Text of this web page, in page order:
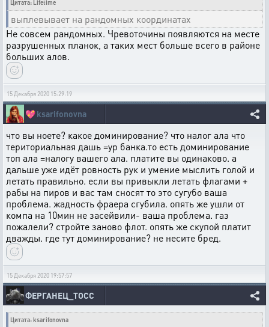
Цитата: Lifetime
выплевывает на рандомных координатах
Не совсем рандомных. Чревоточины появляются на месте
разрушенных планок, а таких мест больше всего в районе
больших алов.
15 Декабря 2020 15:29:19
💖ksarifonovna
что вы ноете? какое доминирование? что налог ала что
териториальная дашь =ур банка.то есть доминирование
топ ала =налогу вашего ала. платите вы одинаково. а
дальше уже идёт ровность рук и умение мыслить голой и
летать правильно. если вы привыкли летать флагами +
рабы на пиров и вас там сносят то это сугубо ваша
проблема. жадность фраера сгубила. опять же ушли от
компа на 10мин не засейвили- ваша проблема. газ
пожалели? стройте заново флот. опять же скупой платит
дважды. где тут доминирование? не несите бред.
15 Декабря 2020 19:57:57
ФЕРГАНЕЦ_ТОСС
Цитата: ksarifonovna